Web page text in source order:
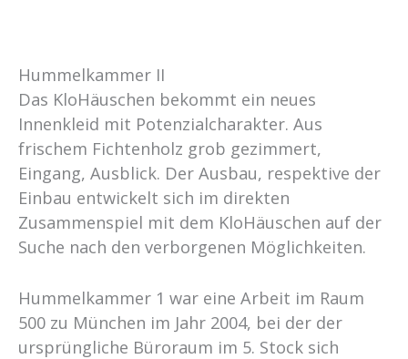
Hummelkammer II
Das KloHäuschen bekommt ein neues
Innenkleid mit Potenzialcharakter. Aus
frischem Fichtenholz grob gezimmert,
Eingang, Ausblick. Der Ausbau, respektive der
Einbau entwickelt sich im direkten
Zusammenspiel mit dem KloHäuschen auf der
Suche nach den verborgenen Möglichkeiten.
Hummelkammer 1 war eine Arbeit im Raum
500 zu München im Jahr 2004, bei der der
ursprüngliche Büroraum im 5. Stock sich